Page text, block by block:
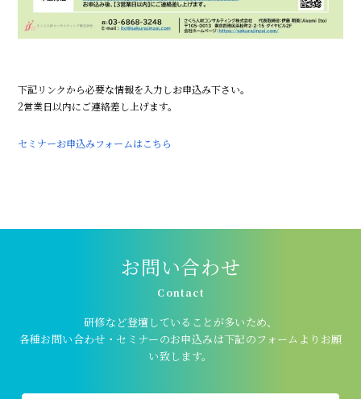
下記リンクから必要な情報を入力しお申込み下さい。
2営業日以内にご連絡差し上げます。
セミナーお申込みフォームはこちら
お問い合わせ
Contact
研修など登壇していることが多いため、
各種お問い合わせ・セミナーのお申込みは下記のフォームよりお願
い致します。